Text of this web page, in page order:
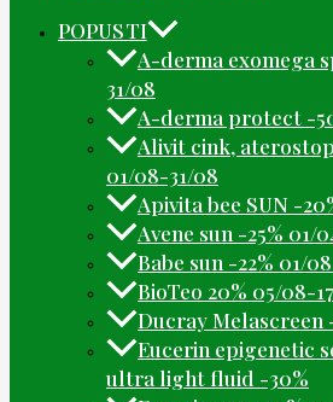
POPUSTI
A-derma exomega
31/08
A-derma protect -
Alivit cink,
01/08-31/08
Apivita bee SUN -
Avene sun -25% 01/
Babe sun -22% 01/
BioTeo 20% 05/08-
Ducray Melascreen
Eucerin epigenetic
ultra light fluid -30%